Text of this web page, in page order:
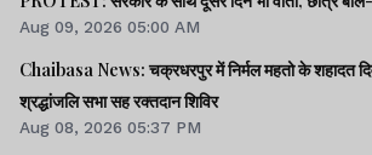
बातें सुनी गईं।। छात्रों के समर्थन में उतरी भाजपा, 10 को
घेराव।। भारत सहित 5 देशों पर 100% टैरिफ लगानेवाला
सीनेट से पास।। समेत कई खबरें व वीडियो.
Aug 09, 2026 05:00 AM
Chaibasa News: चक्रधरपुर में निर्मल महतो के शहादत दिवस पर
श्रद्धांजलि सभा सह रक्तदान शिविर
Aug 08, 2026 05:37 PM